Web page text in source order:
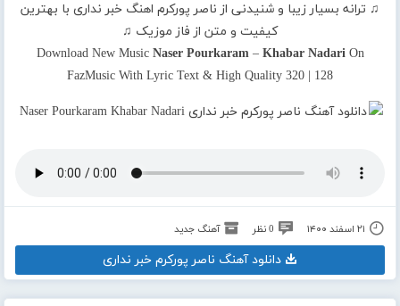
♫ ترانه بسیار زیبا و شنیدنی از ناصر پورکرم اهنگ خبر نداری با بهترین
کیفیت و متن از فاز موزیک ♫
Download New Music Naser Pourkaram– Khabar NadariOn
FazMusic With Lyric Text & High Quality 320 | 128
۲۱ اسفند ۱۴۰۰ 0 نظر آهنگ جدید
دانلود آهنگ ناصر پورکرم خبر نداری